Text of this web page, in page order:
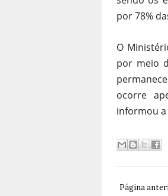
por 78%
O
por meio
ocorre
informou a
Página